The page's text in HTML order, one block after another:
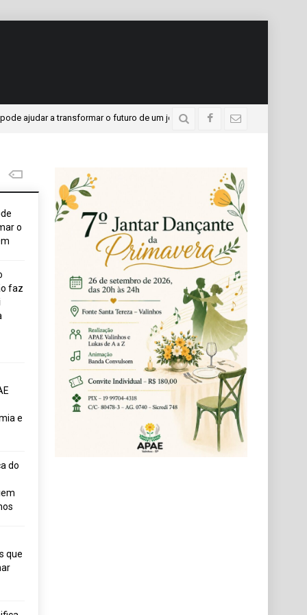
a transformar o futuro de um jovem 4 dias atrás
o
faz
e
do
que